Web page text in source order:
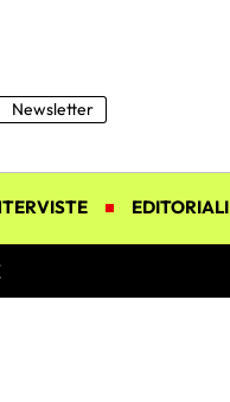
Newsletter
EDITORIALI